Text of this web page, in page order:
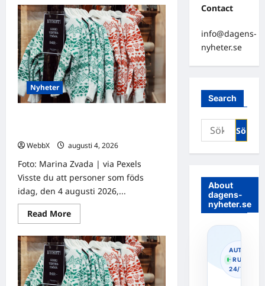
Nyheter
WebbX
augusti 4, 2026
Foto: Marina Zvada | via Pexels
Visste du att personer som föds
idag, den 4 augusti 2026,...
Read MoreRead
more
Födda
den
4
augusti:
Astrologiska
insikter
Contact
info@dagens-
nyheter.se
Search
Sök
efter:
About
dagens-
nyheter.se
· RUNNING
24/7